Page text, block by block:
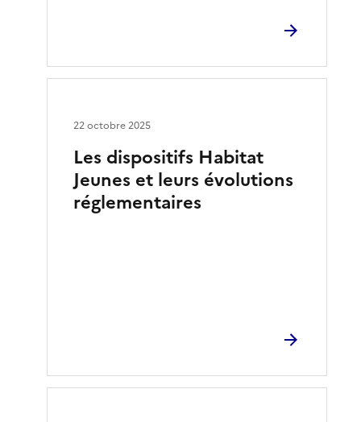
Les dispositifs Habitat
Jeunes et leurs évolutions
réglementaires
22 octobre 2025